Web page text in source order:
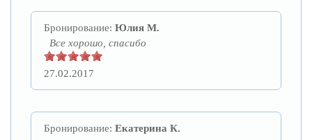
Бронирование: Юлия М.
Все хорошо, спасибо
27.02.2017
Бронирование: Екатерина К.